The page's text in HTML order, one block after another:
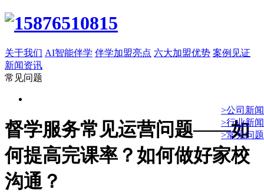
关于我们 AI智能伴学 伴学加盟亮点 六大加盟优势 案例见证
新闻资讯
常见问题
>公司新闻
>行业新闻
>常见问题
督学服务常见运营问题——如
何提高完课率？如何做好家校
沟通？